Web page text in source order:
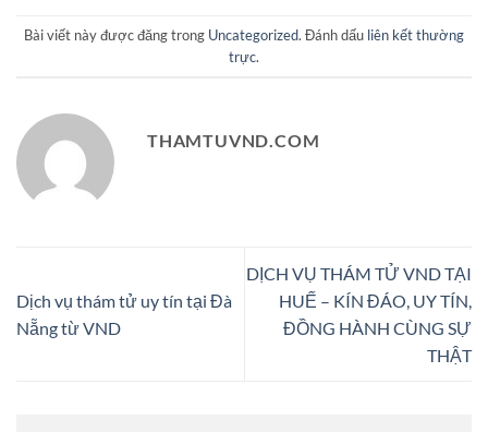
Bài viết này được đăng trong Uncategorized. Đánh dấu liên kết thường
trực.
THAMTUVND.COM
Dịch vụ thám tử uy tín tại Đà
Nẵng từ VND
DỊCH VỤ THÁM TỬ VND TẠI
HUẾ – KÍN ĐÁO, UY TÍN,
ĐỒNG HÀNH CÙNG SỰ
THẬT